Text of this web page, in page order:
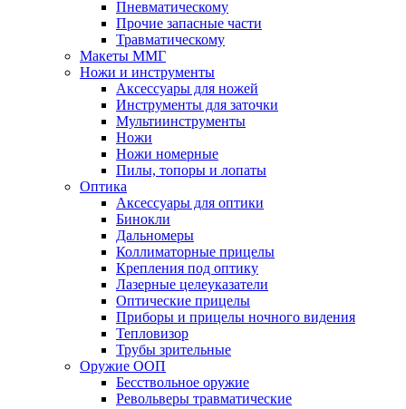
Пневматическому
Прочие запасные части
Травматическому
Макеты ММГ
Ножи и инструменты
Аксессуары для ножей
Инструменты для заточки
Мультиинструменты
Ножи
Ножи номерные
Пилы, топоры и лопаты
Оптика
Аксессуары для оптики
Бинокли
Дальномеры
Коллиматорные прицелы
Крепления под оптику
Лазерные целеуказатели
Оптические прицелы
Приборы и прицелы ночного видения
Тепловизор
Трубы зрительные
Оружие ООП
Бесствольное оружие
Револьверы травматические